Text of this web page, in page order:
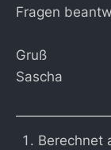
Fragen
Gruß
Sascha
Berechnet